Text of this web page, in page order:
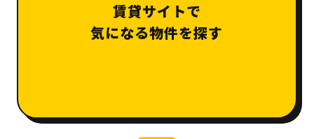
賃貸サイトで
気になる物件を探す